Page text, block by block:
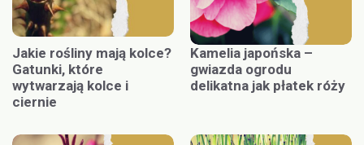
Jakie rośliny mają kolce?
Gatunki, które
wytwarzają kolce i
ciernie
Kamelia japońska –
gwiazda ogrodu
delikatna jak płatek róży